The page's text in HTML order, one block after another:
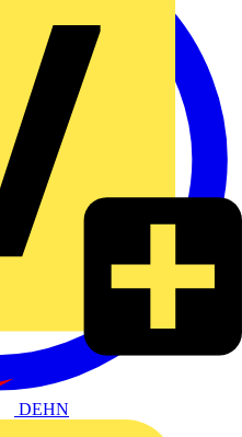
DEHN